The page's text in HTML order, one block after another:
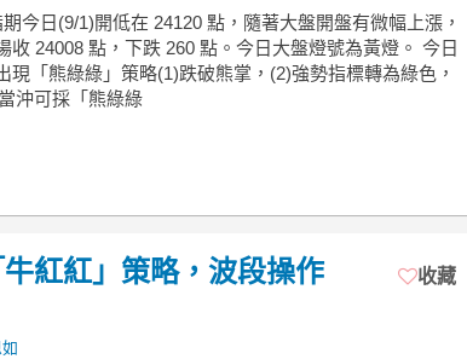
今日(9/1)開低在 24120 點，隨著大盤開盤有微幅上漲，
收 24008 點，下跌 260 點。今日大盤燈號為黃燈。 今日
現「熊綠綠」策略(1)跌破熊掌，(2)強勢指標轉為綠色，
沖可採「熊綠綠
紅紅」策略，波段操作
收藏